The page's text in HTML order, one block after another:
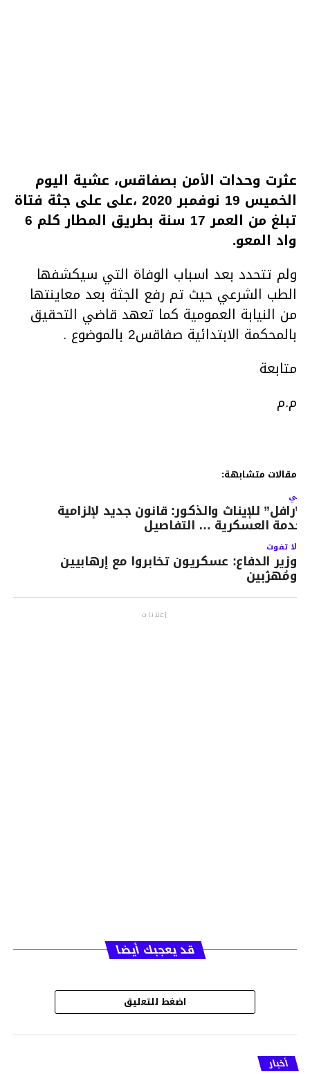
عثرت وحدات الأمن بصفاقس، عشية اليوم
الخميس 19 نوفمبر 2020 ،على على جثة فتاة
تبلغ من العمر 17 سنة بطريق المطار كلم 6
واد المعو.
ولم تتحدد بعد اسباب الوفاة التي سيكشفها
الطب الشرعي حيث تم رفع الجثة بعد معاينتها
من النيابة العمومية كما تعهد قاضي التحقيق
بالمحكمة الابتدائية صفاقس2 بالموضوع .
متابعة
م.م
مقالات متشابهة:
للإيناث والذكور: قانون جديد لإلزامية
العسكرية … التفاصيل
لا تفوت
وزير الدفاع: عسكريون تخابروا مع إرهابيين
ومُهرّبين
إعلانات
قد يعجبك أيضا
اضغط للتعليق
أخبار